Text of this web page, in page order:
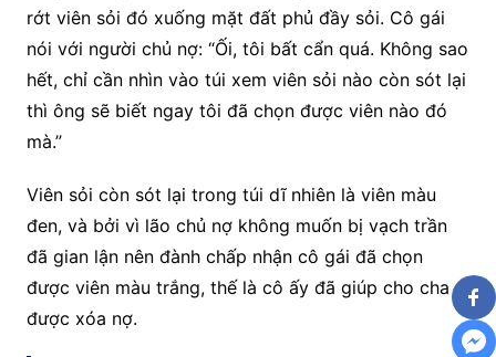
rớt viên sỏi đó xuống mặt đất phủ đầy sỏi. Cô gái
nói với người chủ nợ: “Ối, tôi bất cẩn quá. Không sao
hết, chỉ cần nhìn vào túi xem viên sỏi nào còn sót lại
thì ông sẽ biết ngay tôi đã chọn được viên nào đó
mà.”
Viên sỏi còn sót lại trong túi dĩ nhiên là viên màu
đen, và bởi vì lão chủ nợ không muốn bị vạch trần
đã gian lận nên đành chấp nhận cô gái đã chọn
được viên màu trắng, thế là cô ấy đã giúp cho cha
được xóa nợ.